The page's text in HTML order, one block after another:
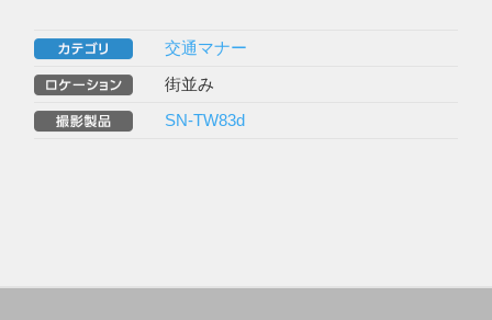
交通マナー
街並み
SN-TW83d